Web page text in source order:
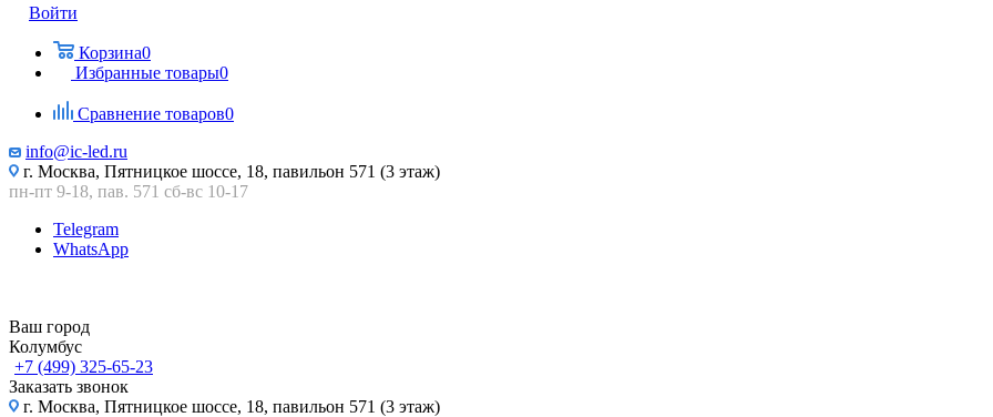
Войти
Корзина0
Избранные товары0
Сравнение товаров0
info@ic-led.ru
г. Москва, Пятницкое шоссе, 18, павильон 571 (3 этаж)
пн-пт 9-18, пав. 571 сб-вс 10-17
Telegram
WhatsApp
Ваш город
Колумбус
+7 (499) 325-65-23
Заказать звонок
г. Москва, Пятницкое шоссе, 18, павильон 571 (3 этаж)